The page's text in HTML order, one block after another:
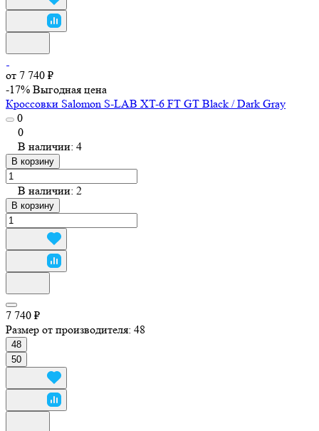
от 7 740 ₽
-17% Выгодная цена
Кроссовки Salomon S-LAB XT-6 FT GT Black / Dark Gray
0
0
В наличии: 4
В корзину
В наличии: 2
В корзину
7 740 ₽
Размер от производителя: 48
48
50